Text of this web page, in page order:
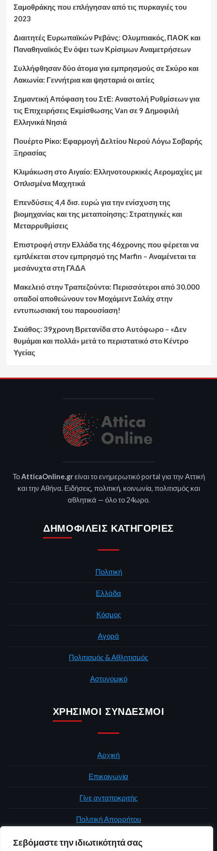
Σεβόμαστε την ιδιωτικότητά σας
Σαμοθράκης που επλήγησαν από τις πυρκαγιές του
2023
Διαιτητές Ευρωπαϊκών Ρεβάνς: Ολυμπιακός, ΠΑΟΚ και
Παναθηναϊκός Εν όψει των Κρίσιμων Αναμετρήσεων
Συλλήφθησαν δύο άτομα για εμπρησμούς σε Σκύρο και
Λακωνία: Γεννήτρια και ψησταριά οι αιτίες
Σημαντική Απόφαση του ΣτΕ: Αναστολή Ρυθμίσεων για
τις Επιχειρήσεις Εκμίσθωσης Van σε 9 Δημοφιλή
Ελληνικά Νησιά
Πουέρτο Ρίκο: Εφαρμογή Δελτίου Νερού Λόγω Σοβαρής
Ξηρασίας
Κλιμάκωση στο Αιγαίο: Ελληνοτουρκικές Αερομαχίες με
Οπλισμένα Μαχητικά
Επενδύσεις 4,4 δισ. ευρώ για την ενίσχυση της
βιομηχανίας και της μεταποίησης: Στρατηγικές και
Μεταρρυθμίσεις
Επιστροφή στην Ελλάδα της 46χρονης που φέρεται να
εμπλέκεται στον εμπρησμό της Marfin – Αναμένεται τα
μεσάνυχτα στη ΓΑΔΑ
Μακελειό στην Τραπεζούντα: Περισσότεροι από 30.000
οπαδοί αποθεώνουν τον Μοχάμεντ Σαλάχ στην
εντυπωσιακή του παρουσίαση!
Σκιάθος: 39χρονη Βρετανίδα στο Αυτόφωρο – «Δεν
θυμάμαι και πολλά» μετά το περιστατικό στο Κέντρο
Υγείας
ΤοAtticaOnline.grείναι το ενημερωτικό portal για την Αττική
και την Αθήνα. Ειδήσεις, πολιτική, κοινωνία, πολιτισμός και
αθλητικά — όλο το 24ωρο.
ΔΗΜΟΦΙΛΕΊΣ ΚΑΤΗΓΟΡΊΕΣ
Πολιτική
Ελλάδα
Κόσμος
Αγορά
Πολιτισμός & Αθλητισμός
Αστυνομικό
ΧΡΉΣΙΜΟΙ ΣΎΝΔΕΣΜΟΙ
Αρχική
Επικοινωνία
Γίνε ανταποκριτής
Πολιτική Απορρήτου